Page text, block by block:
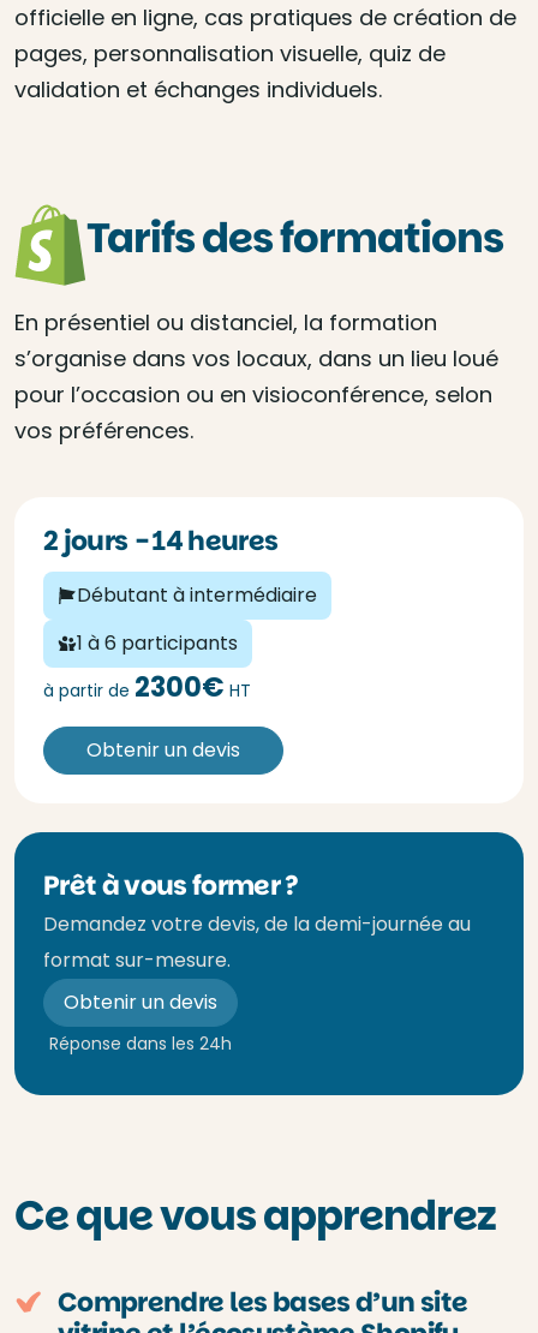
officielle en ligne, cas pratiques de création de
pages, personnalisation visuelle, quiz de
validation et échanges individuels.
Tarifs des formations
En présentiel ou distanciel, la formation
s’organise dans vos locaux, dans un lieu loué
pour l’occasion ou en visioconférence, selon
vos préférences.
2 jours - 14 heures
Débutant à intermédiaire
1 à 6 participants
à partir de 2300€ HT
Obtenir un devis
Prêt à vous former ?
Demandez votre devis, de la demi-journée au
format sur-mesure.
Obtenir un devis
Réponse dans les 24h
Ce que vous apprendrez
Comprendre les bases d’un site